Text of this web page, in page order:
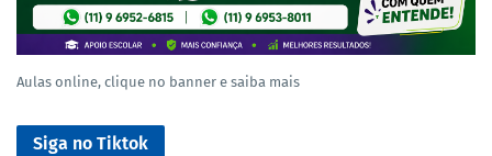
Aulas online, clique no banner e saiba mais
Siga no Tiktok